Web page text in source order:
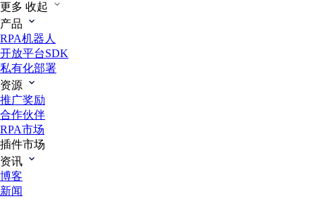
更多 收起
产品
RPA机器人
开放平台SDK
私有化部署
资源
推广奖励
合作伙伴
RPA市场
插件市场
资讯
博客
新闻